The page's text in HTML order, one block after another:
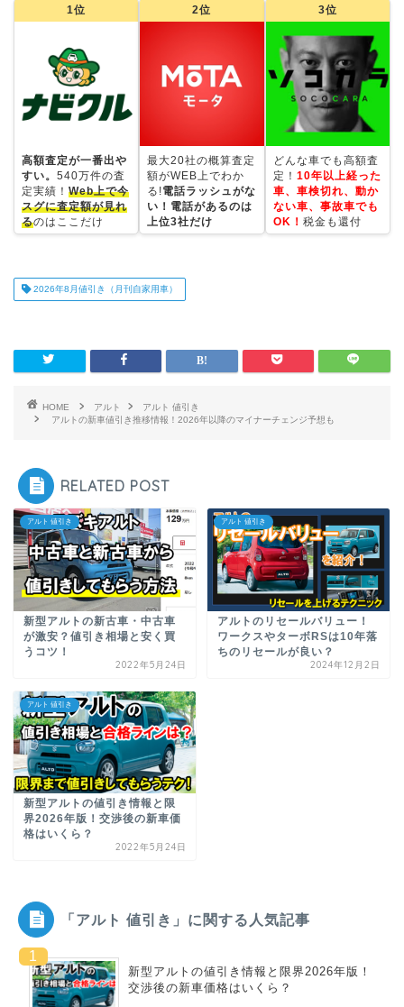
1位
高額査定が一番出や
すい。 540万件の査
定実績！ Web上で今
スグに査定額が見れ
るのはここだけ
2位
最大20社の概算査定
額がWEB上でわか
る!電話ラッシュがな
い！電話があるのは
上位3社だけ
3位
どんな車でも高額査
定！ 10年以上経った
車、車検切れ、動か
ない車、事故車でも
OK！ 税金も還付
2026年8月値引き（月刊自家用車）
HOME アルト
アルト 値引き
アルトの新車値引き推移情報！2026年以降のマイナーチェンジ予想も
RELATED POST
アルト 値引き
新型アルトの新古車・中古車
が激安？値引き相場と安く買
うコツ！
2022年5月24日
アルト 値引き
アルトのリセールバリュー！
ワークスやターボRSは10年落
ちのリセールが良い？
2024年12月2日
アルト 値引き
新型アルトの値引き情報と限
界2026年版！交渉後の新車価
格はいくら？
2022年5月24日
「アルト 値引き」に関する人気記事
新型アルトの値引き情報と限界2026年版！
交渉後の新車価格はいくら？